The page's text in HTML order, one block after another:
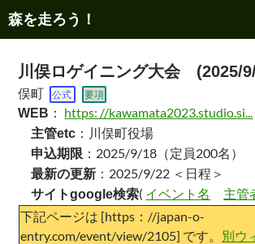
ン
森を走ろう！
検
索
川俣ロゲイニング大会 (2025/
俣町
公式 要項
WEB ： https: //kawamata2023.studio.si...
主管etc ：川俣町役場
申込期限 ：2025/9/18（定員200名）
最新の更新 ：2025/9/22 ＜日程＞
サイトgoogle検索( イベント名 主管
下記ページは [https：//japan-o-
entry.com/event/view/2105] です。 別ウ